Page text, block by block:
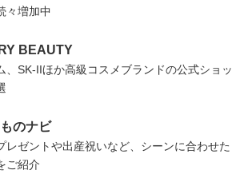
々増加中
BEAUTY
、SK-IIほか高級コスメブランドの公式ショッ
のナビ
レゼントや出産祝いなど、シーンに合わせた
ご紹介